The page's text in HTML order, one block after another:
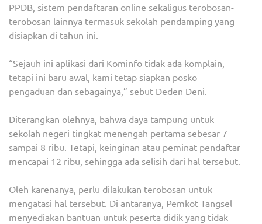
PPDB, sistem pendaftaran online sekaligus terobosan-
terobosan lainnya termasuk sekolah pendamping yang
disiapkan di tahun ini.
“Sejauh ini aplikasi dari Kominfo tidak ada komplain,
tetapi ini baru awal, kami tetap siapkan posko
pengaduan dan sebagainya,” sebut Deden Deni.
Diterangkan olehnya, bahwa daya tampung untuk
sekolah negeri tingkat menengah pertama sebesar 7
sampai 8 ribu. Tetapi, keinginan atau peminat pendaftar
mencapai 12 ribu, sehingga ada selisih dari hal tersebut.
Oleh karenanya, perlu dilakukan terobosan untuk
mengatasi hal tersebut. Di antaranya, Pemkot Tangsel
menyediakan bantuan untuk peserta didik yang tidak